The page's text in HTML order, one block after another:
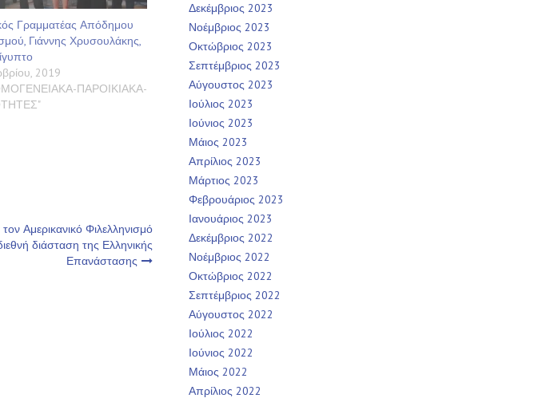
Γραμματέας Απόδημου
Γιάννης Χρυσουλάκης,
2019
ΠΑΡΟΙΚΙΑΚΑ-
Αμερικανικό Φιλελληνισμό
διάσταση της Ελληνικής
Επανάστασης
Δεκέμβριος 2023
Νοέμβριος 2023
Οκτώβριος 2023
Σεπτέμβριος 2023
Αύγουστος 2023
Ιούλιος 2023
Ιούνιος 2023
Μάιος 2023
Απρίλιος 2023
Μάρτιος 2023
Φεβρουάριος 2023
Ιανουάριος 2023
Δεκέμβριος 2022
Νοέμβριος 2022
Οκτώβριος 2022
Σεπτέμβριος 2022
Αύγουστος 2022
Ιούλιος 2022
Ιούνιος 2022
Μάιος 2022
Απρίλιος 2022